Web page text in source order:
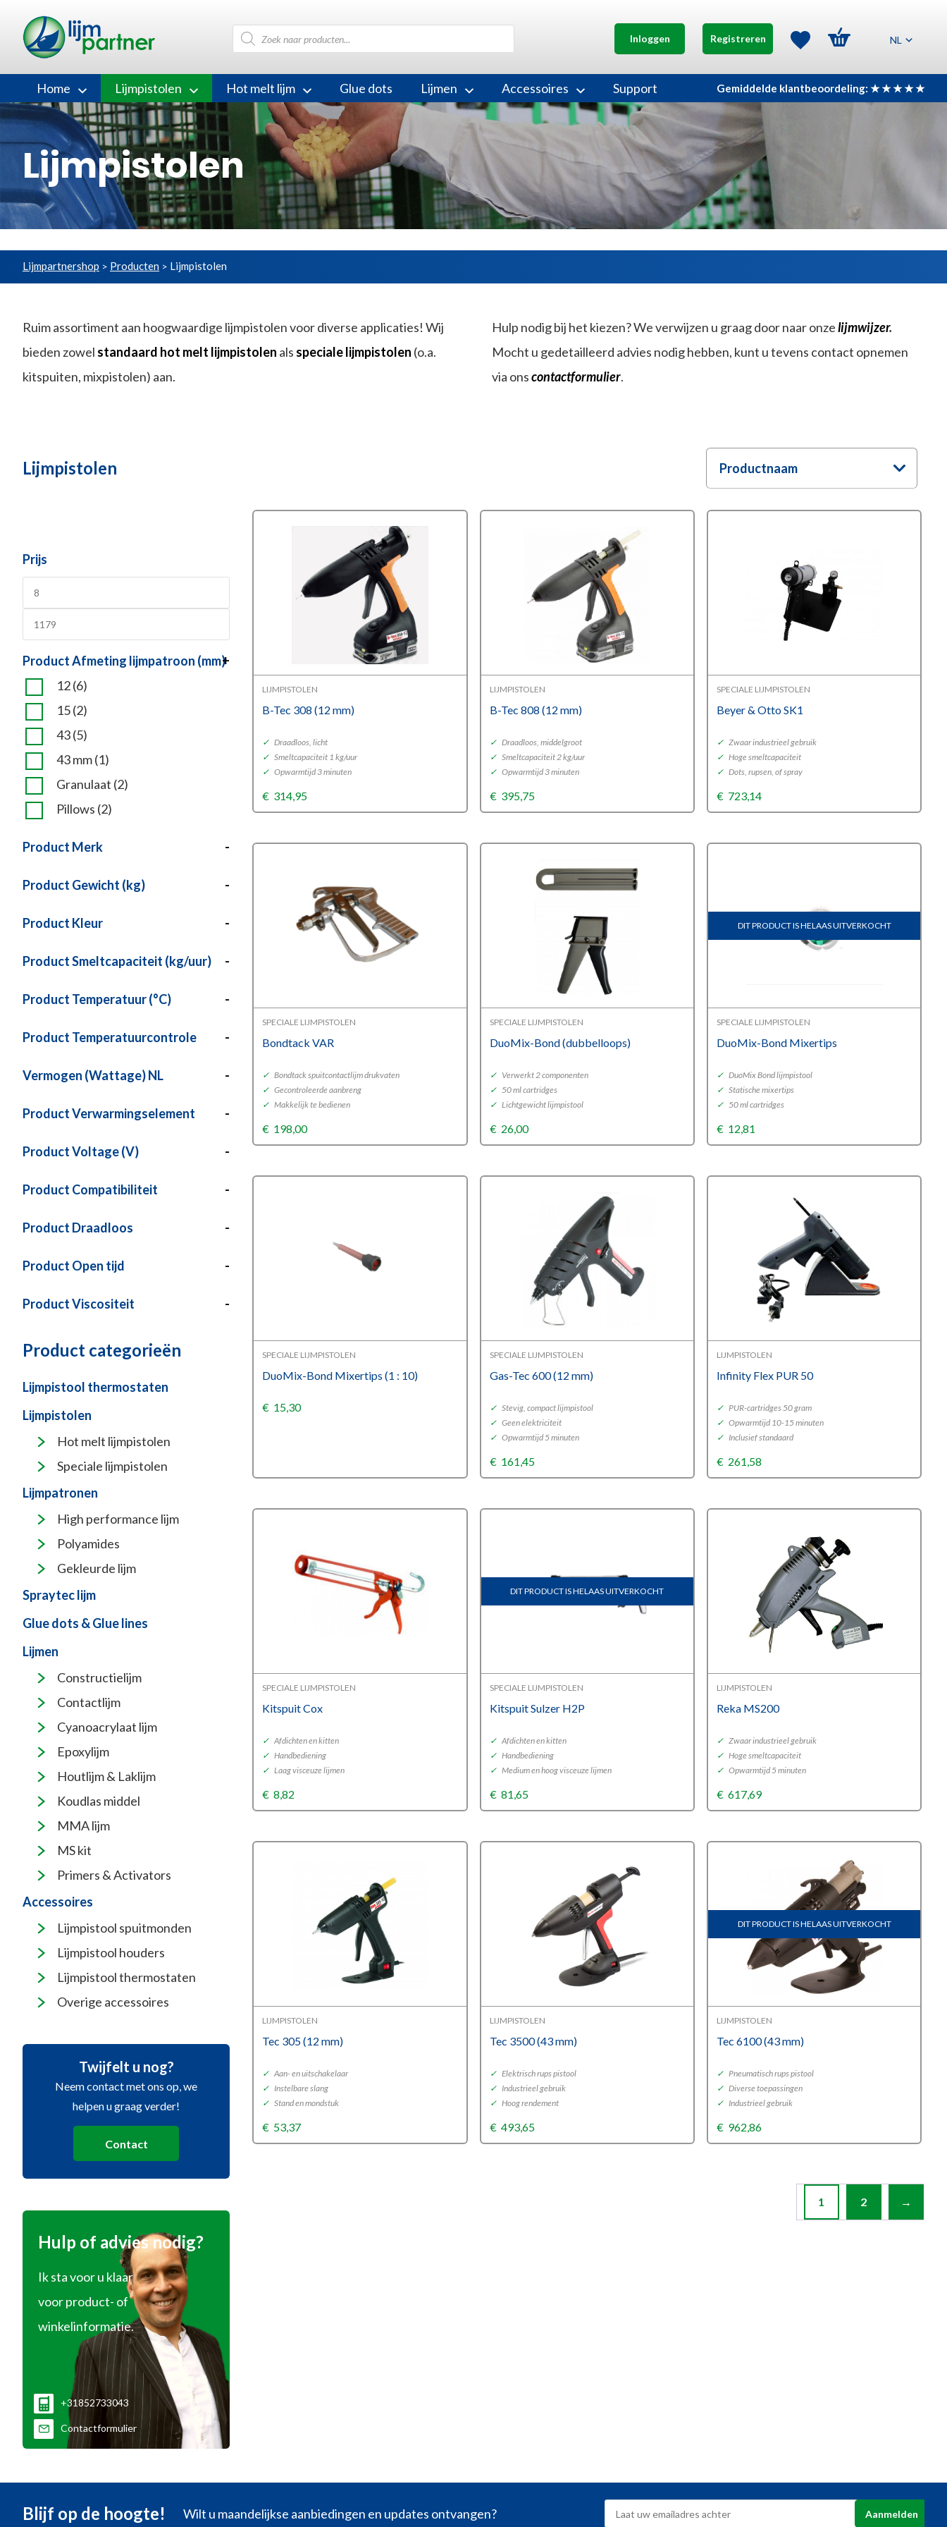
Producten
zoeken
Inloggen Registreren NL
Home Lijmpistolen Hot melt lijm Glue dots Lijmen Accessoires Support Gemiddelde klantbeoordeling: ★ ★ ★ ★ ★
Lijmpistolen
Lijmpartnershop > Producten > Lijmpistolen
Ruim assortiment aan hoogwaardige lijmpistolen voor diverse applicaties! Wij
bieden zowel standaard hot melt lijmpistolen als speciale lijmpistolen (o.a.
kitspuiten, mixpistolen) aan.
Hulp nodig bij het kiezen? We verwijzen u graag door naar onzelijmwijzer.
Mocht u gedetailleerd advies nodig hebben, kunt u tevens contact opnemen
via onscontactformulier.
Lijmpistolen Productnaam
Prijs
Product Afmeting lijmpatroon (mm)+
12(6)
15(2)
43(5)
43 mm(1)
Granulaat (2)
Pillows (2)
Product Merk -
Product Gewicht (kg) -
Product Kleur -
Product Smeltcapaciteit (kg/uur) -
Product Temperatuur (°C) -
Product Temperatuurcontrole -
Vermogen (Wattage) NL -
Product Verwarmingselement -
Product Voltage (V) -
Product Compatibiliteit -
Product Draadloos -
Product Open tijd -
Product Viscositeit -
Product categorieën
Lijmpistool thermostaten
Lijmpistolen
Hot melt lijmpistolen
Speciale lijmpistolen
Lijmpatronen
High performance lijm
Polyamides
Gekleurde lijm
Spraytec lijm
Glue dots & Glue lines
Lijmen
Constructielijm
Contactlijm
Cyanoacrylaat lijm
Epoxylijm
Houtlijm & Laklijm
Koudlas middel
MMA lijm
MS kit
Primers & Activators
Accessoires
Lijmpistool spuitmonden
Lijmpistool houders
Lijmpistool thermostaten
Overige accessoires
Twijfelt u nog?
Neem contact met ons op, we
helpen u graag verder!
Contact
Hulp of advies nodig?
Ik sta voor u klaar
voor product- of
winkelinformatie.
+31852733043
Contactformulier
LIJMPISTOLEN
B-Tec 308 (12 mm)
✓ Draadloos, licht
✓ Smeltcapaciteit 1 kg/uur
✓ Opwarmtijd 3 minuten
€ 314,95
LIJMPISTOLEN
B-Tec 808 (12 mm)
✓ Draadloos, middelgroot
✓ Smeltcapaciteit 2 kg/uur
✓ Opwarmtijd 3 minuten
€ 395,75
SPECIALE LIJMPISTOLEN
Beyer & Otto SK1
✓ Zwaar industrieel gebruik
✓ Hoge smeltcapaciteit
✓ Dots, rupsen, of spray
€ 723,14
SPECIALE LIJMPISTOLEN
Bondtack VAR
✓ Bondtack spuitcontactlijm drukvaten
✓ Gecontroleerde aanbreng
✓ Makkelijk te bedienen
€ 198,00
SPECIALE LIJMPISTOLEN
DuoMix-Bond (dubbelloops)
✓ Verwerkt 2 componenten
✓ 50 ml cartridges
✓ Lichtgewicht lijmpistool
€ 26,00
DIT PRODUCT IS HELAAS UITVERKOCHT
SPECIALE LIJMPISTOLEN
DuoMix-Bond Mixertips
✓ DuoMix Bond lijmpistool
✓ Statische mixertips
✓ 50 ml cartridges
€ 12,81
SPECIALE LIJMPISTOLEN
DuoMix-Bond Mixertips (1 : 10)
€ 15,30
SPECIALE LIJMPISTOLEN
Gas-Tec 600 (12 mm)
✓ Stevig, compact lijmpistool
✓ Geen elektriciteit
✓ Opwarmtijd 5 minuten
€ 161,45
LIJMPISTOLEN
Infinity Flex PUR 50
✓ PUR-cartridges 50 gram
✓ Opwarmtijd 10-15 minuten
✓ Inclusief standaard
€ 261,58
SPECIALE LIJMPISTOLEN
Kitspuit Cox
✓ Afdichten en kitten
✓ Handbediening
✓ Laag visceuze lijmen
€ 8,82
DIT PRODUCT IS HELAAS UITVERKOCHT
SPECIALE LIJMPISTOLEN
Kitspuit Sulzer H2P
✓ Afdichten en kitten
✓ Handbediening
✓ Medium en hoog visceuze lijmen
€ 81,65
LIJMPISTOLEN
Reka MS200
✓ Zwaar industrieel gebruik
✓ Hoge smeltcapaciteit
✓ Opwarmtijd 5 minuten
€ 617,69
LIJMPISTOLEN
Tec 305 (12 mm)
✓ Aan- en uitschakelaar
✓ Instelbare slang
✓ Stand en mondstuk
€ 53,37
LIJMPISTOLEN
Tec 3500 (43 mm)
✓ Elektrisch rups pistool
✓ Industrieel gebruik
✓ Hoog rendement
€ 493,65
DIT PRODUCT IS HELAAS UITVERKOCHT
LIJMPISTOLEN
Tec 6100 (43 mm)
✓ Pneumatisch rups pistool
✓ Diverse toepassingen
✓ Industrieel gebruik
€ 962,86
1 2 →
Blijf op de hoogte! Wilt u maandelijkse aanbiedingen en updates ontvangen?